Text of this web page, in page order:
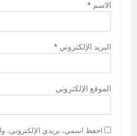
الاسم *
البريد الإلكتروني *
الموقع الإلكتروني
احفظ اسمي، بريدي الإلكتروني،